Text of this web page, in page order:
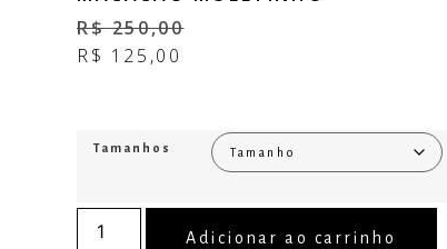
R$250,00
R$ 125,00
Tamanhos
Adicionar ao carrinho